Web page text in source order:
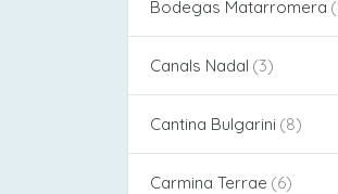
Bodegas Matarromera
Canals Nadal
Cantina Bulgarini
Carmina Terrae